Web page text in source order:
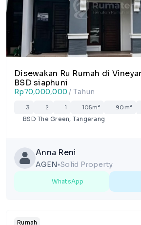
Disewakan Ru Rumah di
BSD siaphuni
Rp70,000,000/ Tahun
3 2 1 105m² 90m²
BSD The Green, Tangerang
Anna Reni
AGEN lens Solid Property
WhatsApp
Rumah